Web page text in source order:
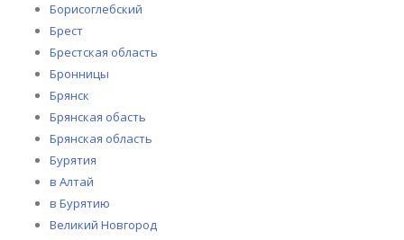
Борисоглебский
Брест
Брестская область
Бронницы
Брянск
Брянская обасть
Брянская область
Бурятия
в Алтай
в Бурятию
Великий Новгород